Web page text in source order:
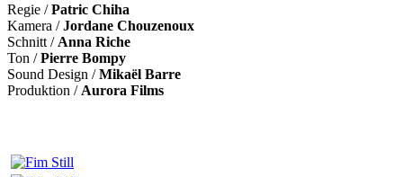
Regie /Patric Chiha
Kamera /Jordane Chouzenoux
Schnitt / Anna Riche
Ton /Pierre Bompy
Sound Design /Mikaël Barre
Produktion / Aurora Films